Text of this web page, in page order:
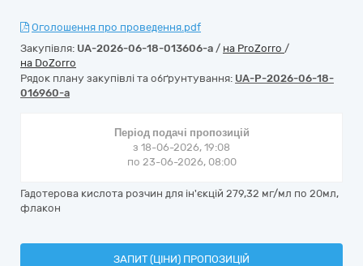
Оголошення про проведення.pdf
Закупівля: UA-2026-06-18-013606-a / на ProZorro /
на DoZorro
Рядок плану закупівлі та обґрунтування: UA-P-2026-06-18-
016960-a
Період подачі пропозицій
з 18-06-2026, 19:08
по 23-06-2026, 08:00
Гадотерова кислота розчин для ін'єкцій 279,32 мг/мл по 20мл,
флакон
ЗАПИТ (ЦІНИ) ПРОПОЗИЦІЙ